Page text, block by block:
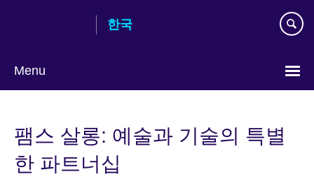
content
한국
Menu
팸스 살롱: 예술과 기술의 특별
한 파트너십